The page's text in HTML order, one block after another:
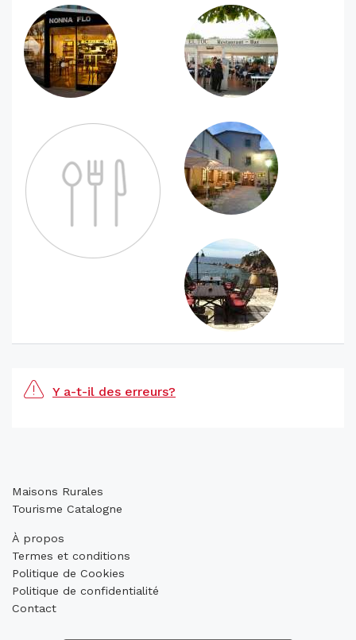
Y a-t-il des erreurs?
Maisons Rurales
Tourisme Catalogne
À propos
Termes et conditions
Politique de Cookies
Politique de confidentialité
Contact